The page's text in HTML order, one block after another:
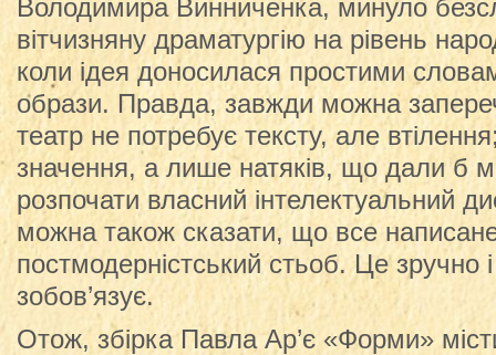
Володимира Винниченка, минуло
вітчизняну драматургію на рівень
коли ідея доносилася простими
образи. Правда, завжди можна
театр не потребує тексту, але
значення, а лише натяків, що дали б
розпочати власний інтелектуальний
можна також сказати, що все
постмодерністський стьоб. Це зручно
зобов’язує.
Отож, збірка Павла Ар’є «Форми»